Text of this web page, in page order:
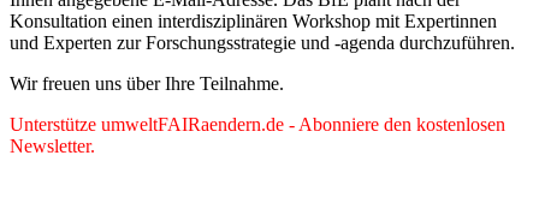
Konsultation einen interdisziplinären Workshop mit Expertinnen
und Experten zur Forschungsstrategie und -agenda durchzuführen.
Wir freuen uns über Ihre Teilnahme.
Unterstütze umweltFAIRaendern.de - Abonniere den kostenlosen
Newsletter.